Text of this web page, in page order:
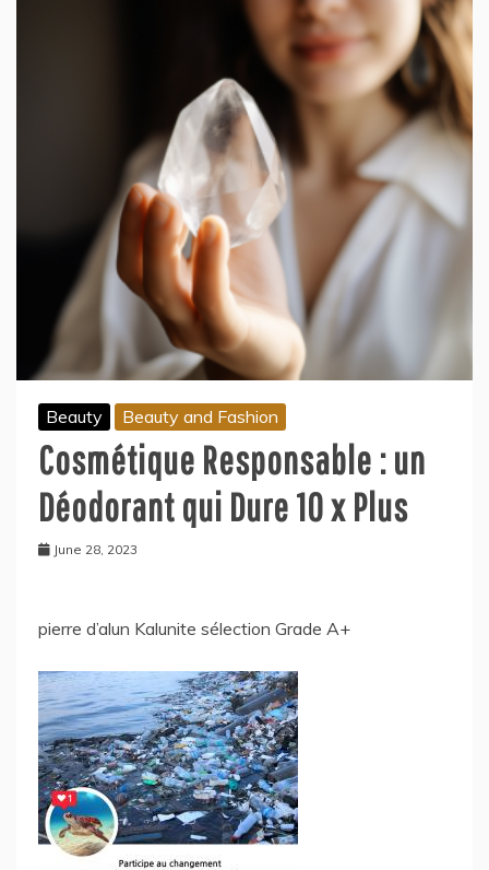
Beauty Beauty and Fashion
Cosmétique Responsable : un
Déodorant qui Dure 10 x Plus
June 28, 2023
pierre d’alun Kalunite sélection Grade A+